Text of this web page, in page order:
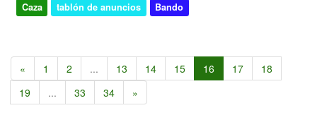
Caza tablón de anuncios Bando
« 1 2 ... 13 14 15 16 17
18
19
... 33 34 »